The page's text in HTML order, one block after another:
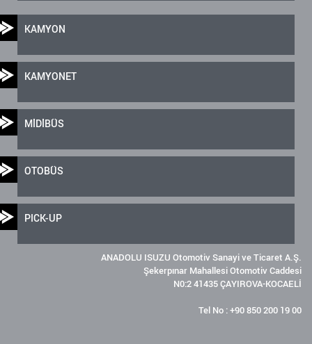
KAMYON
KAMYONET
MİDİBÜS
OTOBÜS
PICK-UP
ANADOLU ISUZU Otomotiv Sanayi ve Ticaret A.Ş.
Şekerpınar Mahallesi Otomotiv Caddesi
N0:2 41435 ÇAYIROVA-KOCAELİ
Tel No : +90 850 200 19 00